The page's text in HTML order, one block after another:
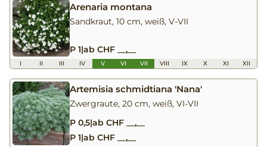
Arenaria montana
Sandkraut, 10 cm, weiß, V-VII
P 1|ab CHF __,__
I II III IV V VI VII VIII IX X XI XII
Artemisia schmidtiana 'Nana'
Zwergraute, 20 cm, weiß, VI-VII
P 0,5|ab CHF __,__
P 1|ab CHF __,__